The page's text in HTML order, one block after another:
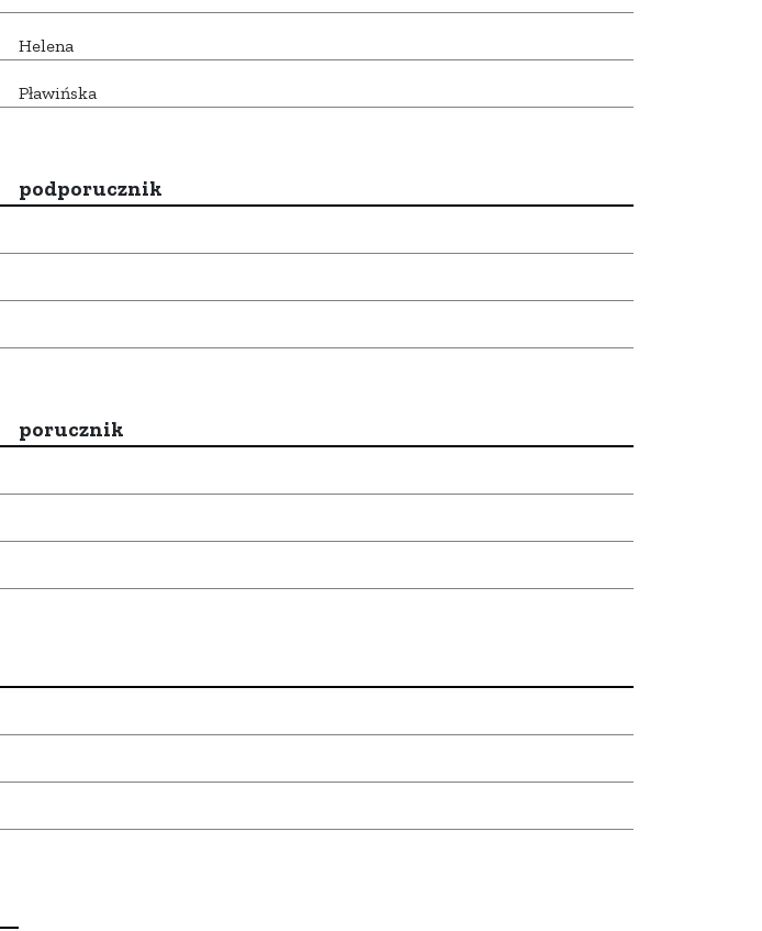
Helena
Pławińska
podporucznik
porucznik